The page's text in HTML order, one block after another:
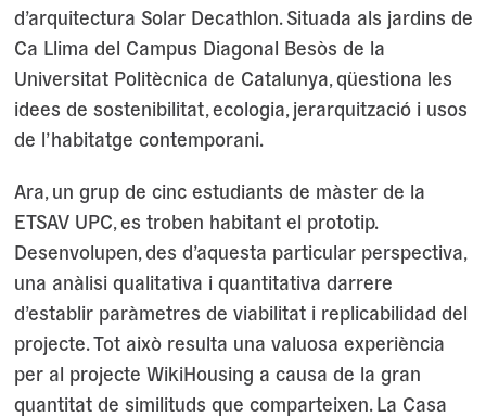
d’arquitectura Solar Decathlon. Situada als jardins de
Ca Llima del Campus Diagonal Besòs de la
Universitat Politècnica de Catalunya, qüestiona les
idees de sostenibilitat, ecologia, jerarquització i usos
de l’habitatge contemporani.
Ara, un grup de cinc estudiants de màster de la
ETSAV UPC, es troben habitant el prototip.
Desenvolupen, des d’aquesta particular perspectiva,
una anàlisi qualitativa i quantitativa darrere
d’establir paràmetres de viabilitat i replicabilidad del
projecte. Tot això resulta una valuosa experiència
per al projecte WikiHousing a causa de la gran
quantitat de similituds que comparteixen. La Casa